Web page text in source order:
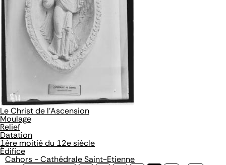
Le Christ de l'Ascension
Moulage
Relief
Datation
1ère moitié du 12e siècle
Édifice
Cahors - Cathédrale Saint-Etienne